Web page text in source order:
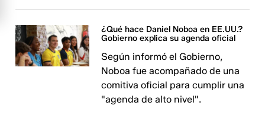
¿Qué hace Daniel Noboa en EE.UU.?
Gobierno explica su agenda oficial
Según informó el Gobierno,
Noboa fue acompañado de una
comitiva oficial para cumplir una
"agenda de alto nivel".